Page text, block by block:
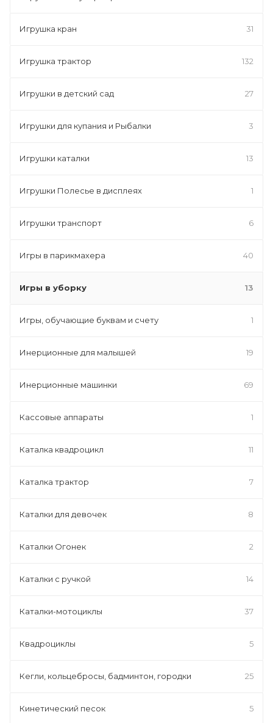
Игрушка кран 31
Игрушка трактор 132
Игрушки в детский сад 27
Игрушки для купания и Рыбалки 3
Игрушки каталки 13
Игрушки Полесье в дисплеях 1
Игрушки транспорт 6
Игры в парикмахера 40
Игры в уборку 13
Игры, обучающие буквам и счету 1
Инерционные для малышей 19
Инерционные машинки 69
Кассовые аппараты 1
Каталка квадроцикл 11
Каталка трактор 7
Каталки для девочек 8
Каталки Огонек 2
Каталки с ручкой 14
Каталки-мотоциклы 37
Квадроциклы 5
Кегли, кольцебросы, бадминтон, городки 25
Кинетический песок 5